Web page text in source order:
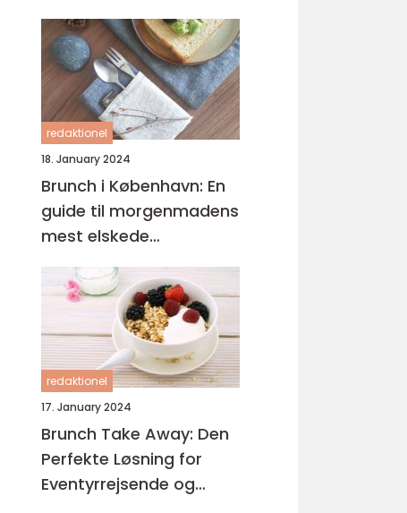
brunchoplevelser
redaktionel
18. January 2024
Brunch i København: En
guide til morgenmadens
mest elskede
kombination
redaktionel
17. January 2024
Brunch Take Away: Den
Perfekte Løsning for
Eventyrrejsende og